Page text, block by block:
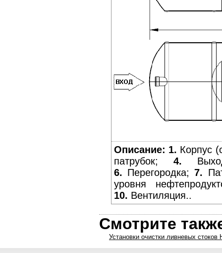
Описание: 1. Корпус
патрубок; 4.
6. Перегородка;7.
уровня
10. Вентиляция..
Смотрите
Установки очистки ливневых